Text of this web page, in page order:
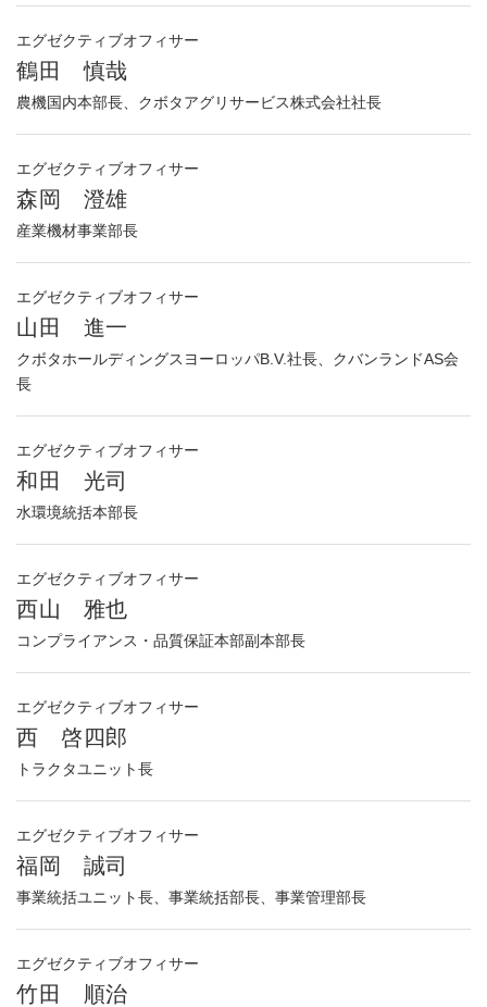
エグゼクティブオフィサー
鶴田 慎哉
農機国内本部長、クボタアグリサービス株式会社社長
エグゼクティブオフィサー
森岡 澄雄
産業機材事業部長
エグゼクティブオフィサー
山田 進一
クボタホールディングスヨーロッパB.V.社長、クバンランドAS会
長
エグゼクティブオフィサー
和田 光司
水環境統括本部長
エグゼクティブオフィサー
西山 雅也
コンプライアンス・品質保証本部副本部長
エグゼクティブオフィサー
西 啓四郎
トラクタユニット長
エグゼクティブオフィサー
福岡 誠司
事業統括ユニット長、事業統括部長、事業管理部長
エグゼクティブオフィサー
竹田 順治